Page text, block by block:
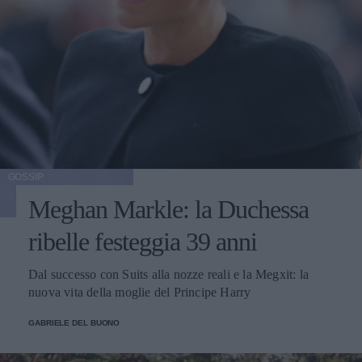
Meghan Markle: la Duchessa
ribelle festeggia 39 anni
Dal successo con Suits alla nozze reali e la Megxit: la
nuova vita della moglie del Principe Harry
GABRIELE DEL BUONO